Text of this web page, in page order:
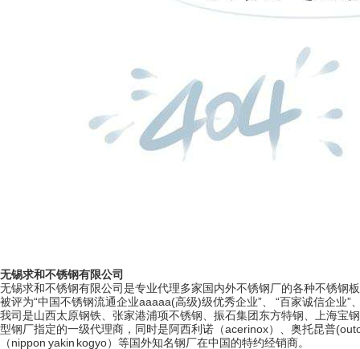
无锡求和不锈钢有限公司
无锡求和不锈钢有限公司是专业代理多家国内外不锈钢厂的各种不锈钢
被评为“中国不锈钢流通企业aaaaa(高级)级优秀企业”、 “百家诚信企业
我司是山西太原钢铁、张家港浦项不锈钢、振石集团东方特钢、上海宝
型钢厂指定的一级代理商，同时是阿西利诺（acerinox）、奥托昆普
（nippon yakin kogyo）等国外知名钢厂在中国的特约经销商。